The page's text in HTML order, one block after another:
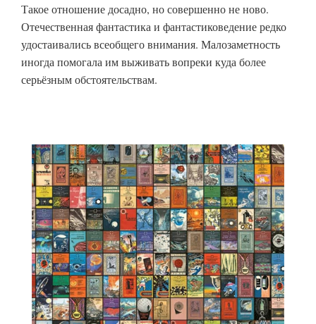
Такое отношение досадно, но совершенно не ново.
Отечественная фантастика и фантастиковедение редко
удостаивались всеобщего внимания. Малозаметность
иногда помогала им выживать вопреки куда более
серьёзным обстоятельствам.